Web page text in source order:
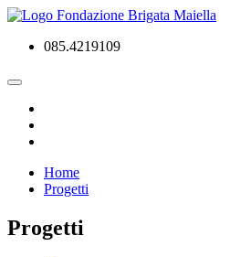
085.4219109
Home
Progetti
Progetti